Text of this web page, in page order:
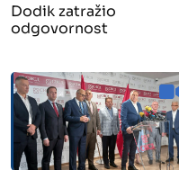
Dodik zatražio
odgovornost